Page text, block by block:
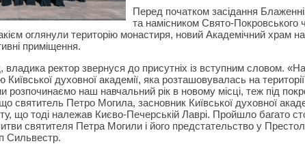
Перед початком засідання
та намісником Свято-Покровського
оглянули територію монастиря, новий Академічний храм
приміщення.
владика ректор звернуся до присутніх із вступним словом.
Київської духовної академії, яка розташовувалась на
розпочинаємо наш навчальний рік в новому місці, теж під
святитель Петро Могила, засновник Київської духовної
що тоді належав Києво-Печерській Лаврі. Пройшло багато
святителя Петра Могили і його предстательство у
Сильвестр.